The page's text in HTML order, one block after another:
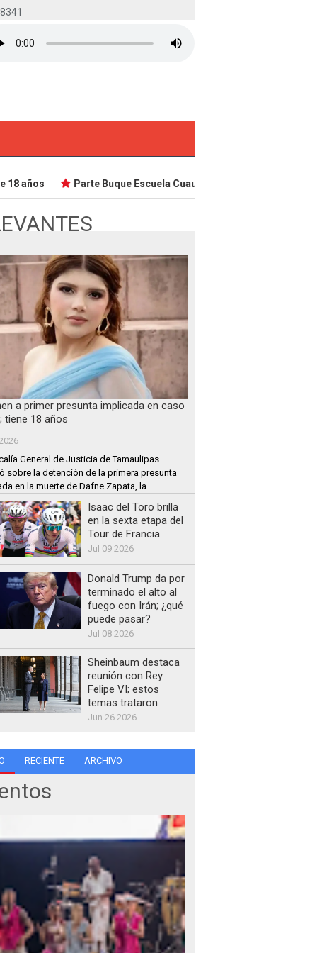
años Parte Buque Escuela Cuauhtémoc en viaje de
a primer presunta implicada en caso
tiene 18 años
General de Justicia de Tamaulipas
sobre la detención de la primera presunta
en la muerte de Dafne Zapata, la...
Isaac del Toro brilla
en la sexta etapa del
Tour de Francia
Jul 09 2026
Donald Trump da por
terminado el alto al
fuego con Irán; ¿qué
puede pasar?
Jul 08 2026
Sheinbaum destaca
reunión con Rey
Felipe VI; estos
temas trataron
Jun 26 2026
RECIENTE ARCHIVO